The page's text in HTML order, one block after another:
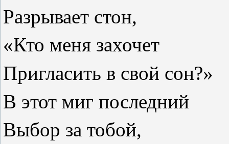
Разрывает стон,
«Кто меня захочет
Пригласить в свой сон?»
В этот миг последний
Выбор за тобой,